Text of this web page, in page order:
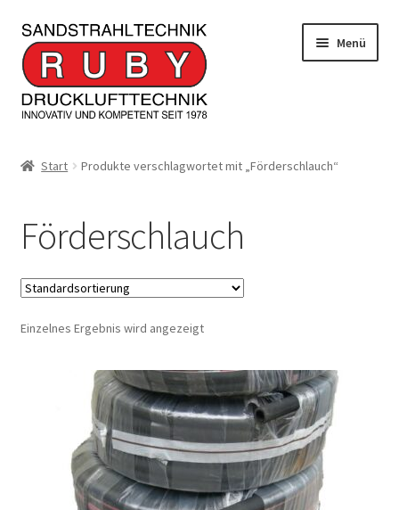
Zur
Navigation
springen
Zum
Inhalt
springen
Menü
Kontakt
Informationen
JOBS
Start Produkte verschlagwortet mit „Förderschlauch“
Förderschlauch
Einzelnes Ergebnis wird angezeigt